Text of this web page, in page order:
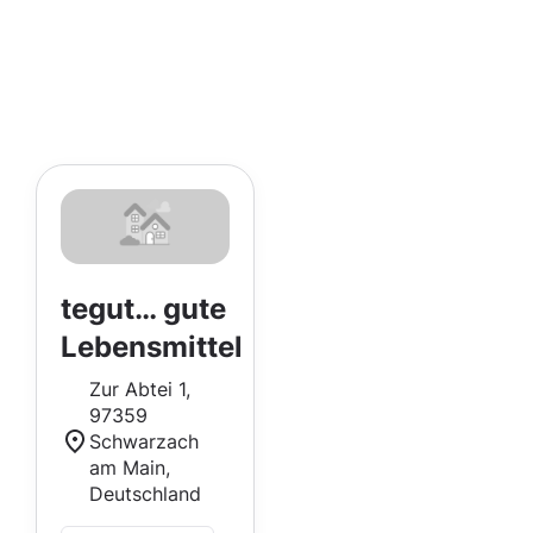
tegut… gute
Lebensmittel
Zur Abtei 1,
97359
Schwarzach
am Main,
Deutschland